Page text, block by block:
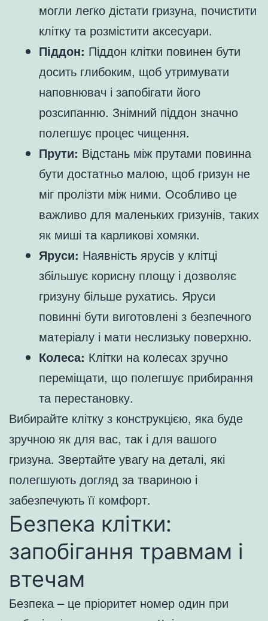
могли легко дістати гризуна, почистити
клітку та розмістити аксесуари.
Піддон: Піддон клітки повинен бути
досить глибоким, щоб утримувати
наповнювач і запобігати його
розсипанню. Знімний піддон значно
полегшує процес чищення.
Прути: Відстань між прутами повинна
бути достатньо малою, щоб гризун не
міг пролізти між ними. Особливо це
важливо для маленьких гризунів, таких
як миші та карликові хомяки.
Яруси: Наявність ярусів у клітці
збільшує корисну площу і дозволяє
гризуну більше рухатись. Яруси
повинні бути виготовлені з безпечного
матеріалу і мати неслизьку поверхню.
Колеса: Клітки на колесах зручно
переміщати, що полегшує прибирання
та перестановку.
Вибирайте клітку з конструкцією, яка буде
зручною як для вас, так і для вашого
гризуна. Звертайте увагу на деталі, які
полегшують догляд за твариною і
забезпечують її комфорт.
Безпека клітки:
запобігання травмам і
втечам
Безпека – це пріоритет номер один при